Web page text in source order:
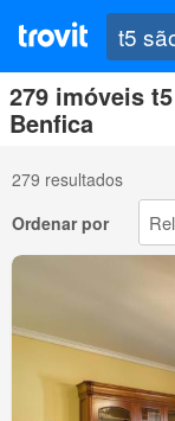
279 imóveis
Benfica
279 resultados
Ordenar por